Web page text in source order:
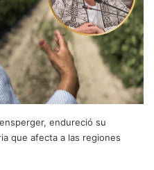
endureció su
que afecta a las regiones